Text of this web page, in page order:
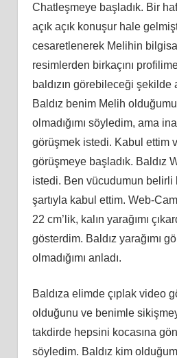
Chatleşmeye başladık. Bir
açık açık konuşur hale
cesaretlenerek Melihin
resimlerden birkaçını
baldızın görebileceği şekilde
Baldız benim Melih
olmadığımı söyledim, ama
görüşmek istedi. Kabul ettim
görüşmeye başladık. Baldız
istedi. Ben vücudumun belirli
şartıyla kabul ettim. Web-
22 cm’lik, kalın yarağımı
gösterdim. Baldız yarağımı
olmadığımı anladı.
Baldıza elimde çıplak video
olduğunu ve benimle
takdirde hepsini kocasına
söyledim. Baldız kim